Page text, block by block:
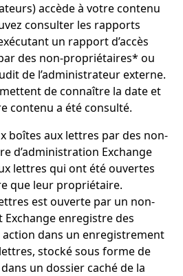
accède à votre contenu
consulter les rapports
un rapport d’accès
des non-propriétaires* ou
de l’administrateur externe.
de connaître la date et
contenu a été consulté.
boîtes aux lettres par des non-
d’administration Exchange
lettres qui ont été ouvertes
que leur propriétaire.
est ouverte par un non-
enregistre des
dans un enregistrement
stocké sous forme de
un dossier caché de la